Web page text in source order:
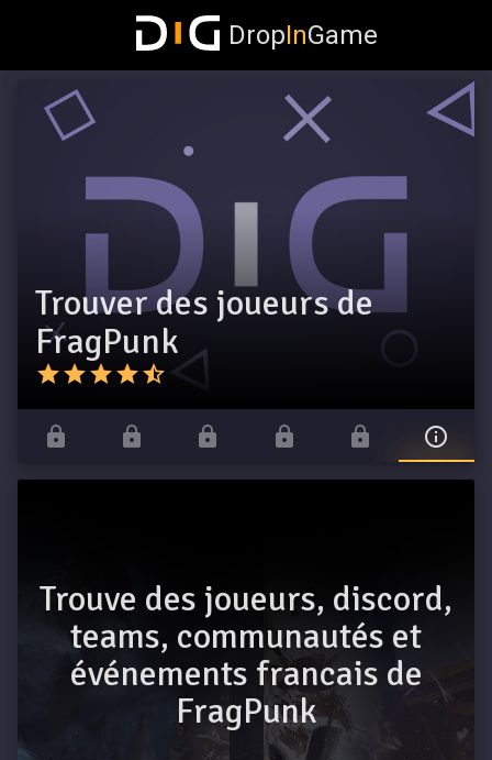
DropInGame
Trouver des joueurs de
FragPunk
Trouve des joueurs, discord,
teams, communautés et
événements francais de
FragPunk